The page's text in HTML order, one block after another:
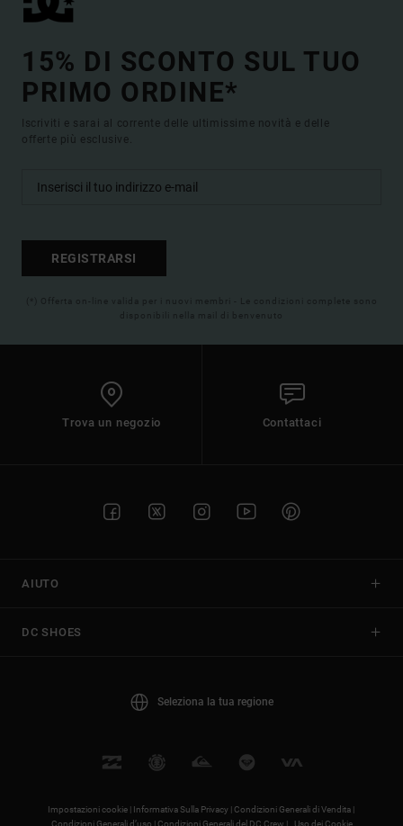
15% DI SCONTO SUL TUO
PRIMO ORDINE*
Iscriviti e sarai al corrente delle ultimissime novità e delle
offerte più esclusive.
REGISTRARSI
(*) Offerta on-line valida per i nuovi membri - Le condizioni complete sono
disponibili nella mail di benvenuto
Trova un negozio Contattaci
AIUTO
DC SHOES
Seleziona la tua regione
Impostazioni cookie | Informativa Sulla Privacy |Condizioni Generali di Vendita |
Condizioni Generali d’uso |Condizioni Generali del DC Crew | Uso dei Cookie